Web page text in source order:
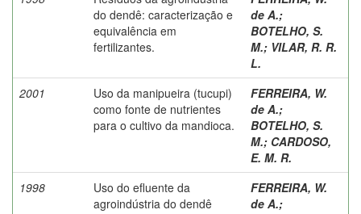
do dendê: caracterização e
equivalência em
fertilizantes.
de A.;
BOTELHO, S.
M.; VILAR, R. R.
L.
2001
Uso da manipueira (tucupi)
como fonte de nutrientes
para o cultivo da mandioca.
FERREIRA, W.
de A.;
BOTELHO, S.
M.; CARDOSO,
E. M. R.
1998
Uso do efluente da
agroindústria do dendê
FERREIRA, W.
de A.;